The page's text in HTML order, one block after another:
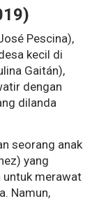
Pescina),
kecil di
Gaitán),
dengan
dilanda
seorang anak
yang
untuk merawat
Namun,